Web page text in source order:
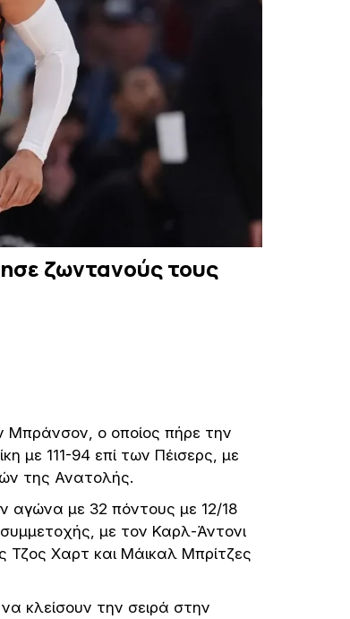
ζωντανούς τους
Μπράνσον, ο οποίος πήρε την
με 111-94 επί των Πέισερς, με
της Ανατολής.
με 32 πόντους με 12/18
με τον Καρλ-Άντονι
Τζος Χαρτ και Μάικαλ Μπρίτζες
κλείσουν την σειρά στην